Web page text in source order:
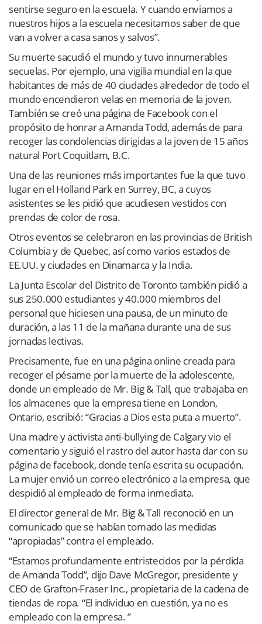
sentirse seguro en la escuela. Y cuando enviamos a
nuestros hijos a la escuela necesitamos saber de que
van a volver a casa sanos y salvos”.
Su muerte sacudió el mundo y tuvo innumerables
secuelas. Por ejemplo, una vigilia mundial en la que
habitantes de más de 40 ciudades alrededor de todo el
mundo encendieron velas en memoria de la joven.
También se creó una página de Facebook con el
propósito de honrar a Amanda Todd, además de para
recoger las condolencias dirigidas a la joven de 15 años
natural Port Coquitlam, B.C.
Una de las reuniones más importantes fue la que tuvo
lugar en el Holland Park en Surrey, BC, a cuyos
asistentes se les pidió que acudiesen vestidos con
prendas de color de rosa.
Otros eventos se celebraron en las provincias de British
Columbia y de Quebec, así como varios estados de
EE.UU. y ciudades en Dinamarca y la India.
La Junta Escolar del Distrito de Toronto también pidió a
sus 250.000 estudiantes y 40.000 miembros del
personal que hiciesen una pausa, de un minuto de
duración, a las 11 de la mañana durante una de sus
jornadas lectivas.
Precisamente, fue en una página online creada para
recoger el pésame por la muerte de la adolescente,
donde un empleado de Mr. Big & Tall, que trabajaba en
los almacenes que la empresa tiene en London,
Ontario, escribió: “Gracias a Dios esta puta a muerto”.
Una madre y activista anti-bullying de Calgary vio el
comentario y siguió el rastro del autor hasta dar con su
página de facebook, donde tenía escrita su ocupación.
La mujer envió un correo electrónico a la empresa, que
despidió al empleado de forma inmediata.
El director general de Mr. Big & Tall reconoció en un
comunicado que se habían tomado las medidas
“apropiadas” contra el empleado.
“Estamos profundamente entristecidos por la pérdida
de Amanda Todd”, dijo Dave McGregor, presidente y
CEO de Grafton-Fraser Inc., propietaria de la cadena de
tiendas de ropa. “El individuo en cuestión, ya no es
empleado con la empresa. ”